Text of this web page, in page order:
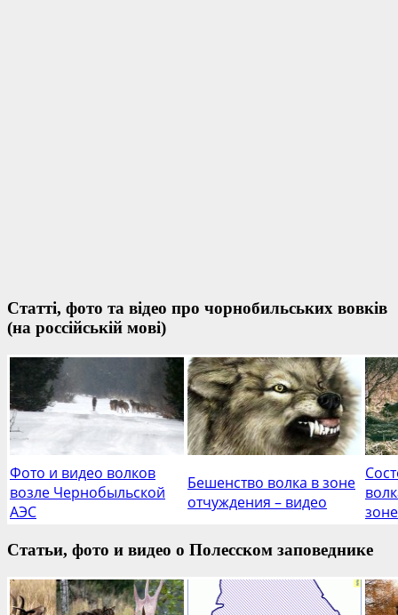
Статті, фото та відео про чорнобильських вовків
(на россійській мові)
Фото и видео волков
возле Чернобыльской
АЭС
Бешенство волка в зоне
отчуждения – видео
зоне
Статьи, фото и видео о Полесском заповеднике